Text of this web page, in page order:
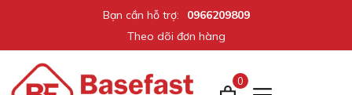
Bạn cần hỗ trợ:
0966209809
Theo dõi đơn hàng
0